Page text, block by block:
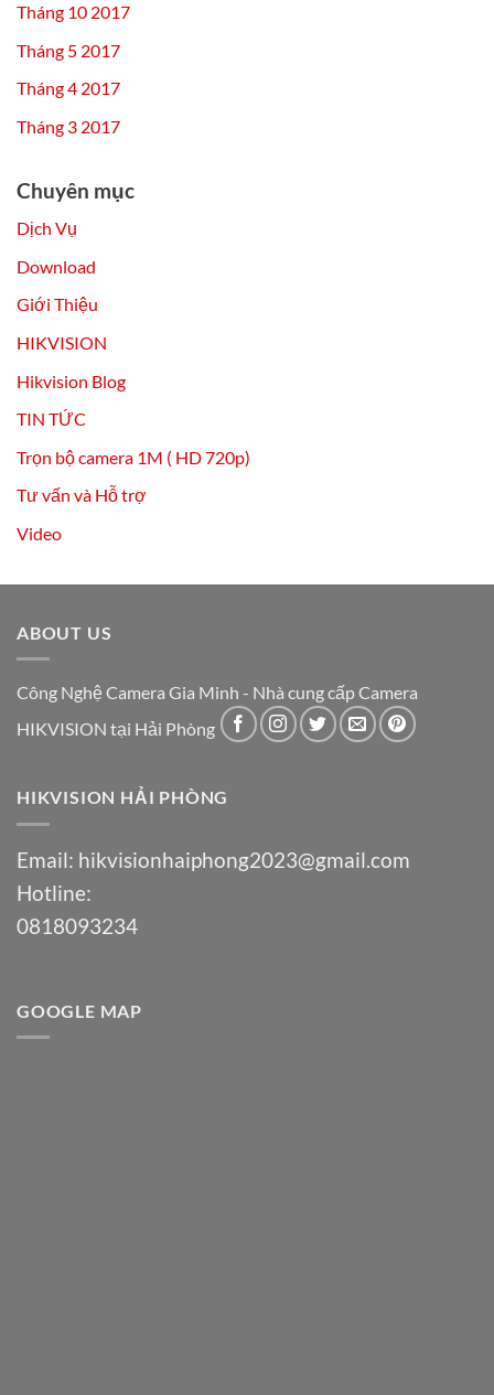
Tháng 10 2017
Tháng 5 2017
Tháng 4 2017
Tháng 3 2017
Chuyên mục
Dịch Vụ
Download
Giới Thiệu
HIKVISION
Hikvision Blog
TIN TỨC
Trọn bộ camera 1M ( HD 720p)
Tư vấn và Hỗ trợ
Video
ABOUT US
Công Nghệ Camera Gia Minh - Nhà cung cấp Camera
HIKVISION tại Hải Phòng
HIKVISION HẢI PHÒNG
Email: hikvisionhaiphong2023@gmail.com
Hotline:
0818093234
GOOGLE MAP